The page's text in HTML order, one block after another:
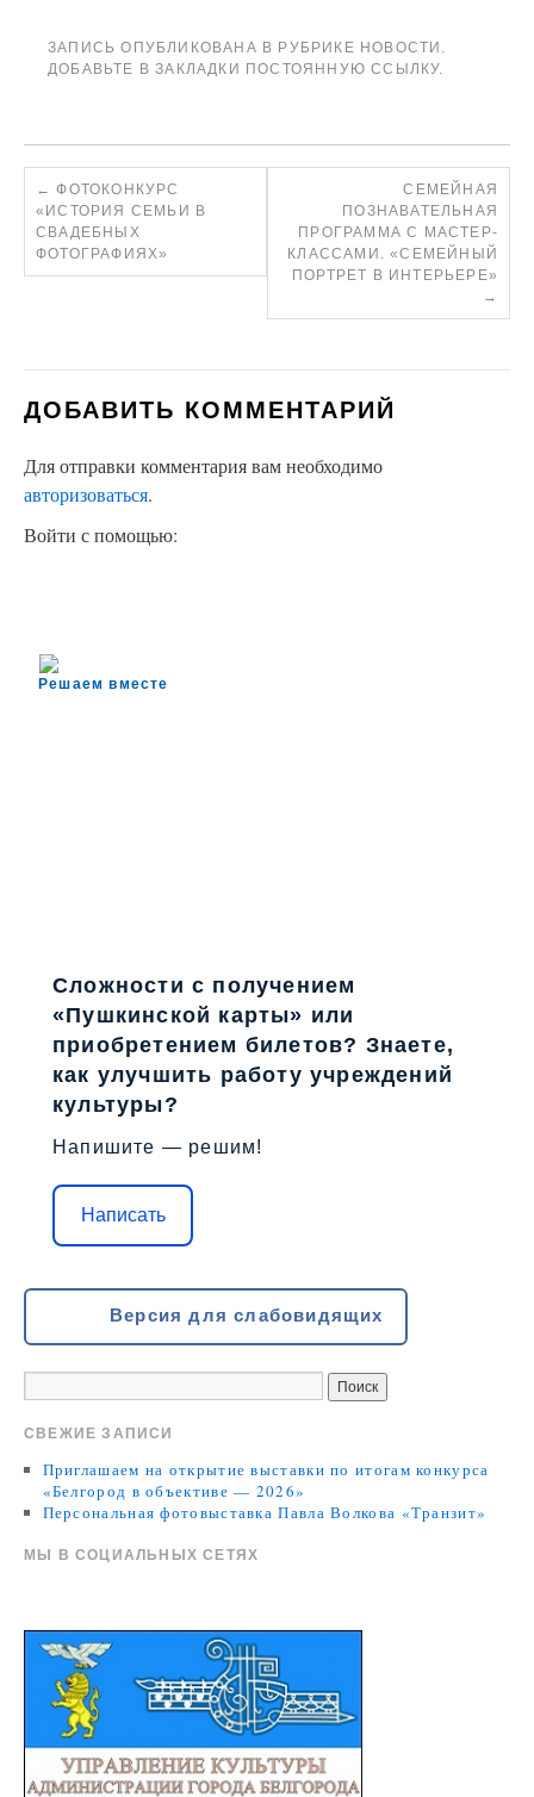
ЗАПИСЬ ОПУБЛИКОВАНА В РУБРИКЕ НОВОСТИ
ДОБАВЬТЕ В ЗАКЛАДКИ ПОСТОЯННУЮ ССЫЛКУ.
← ФОТОКОНКУРС
«ИСТОРИЯ СЕМЬИ В
СВАДЕБНЫХ
ФОТОГРАФИЯХ»
СЕМЕЙНАЯ
ПОЗНАВАТЕЛЬНАЯ
ПРОГРАММА С МАСТЕР-
КЛАССАМИ. «СЕМЕЙНЫЙ
ПОРТРЕТ В ИНТЕРЬЕРЕ»
→
ДОБАВИТЬ КОММЕНТАРИЙ
Для отправки комментария вам необходимо
авторизоваться.
Войти с помощью:
Решаем вместе
Сложности с получением
«Пушкинской карты» или
приобретением билетов? Знаете,
как улучшить работу учреждений
культуры?
Напишите — решим!
Написать
Версия для слабовидящих
СВЕЖИЕ ЗАПИСИ
Приглашаем на открытие выставки по итогам конкурса
«Белгород в объективе — 2026»
Персональная фотовыставка Павла Волкова «Транзит»
МЫ В СОЦИАЛЬНЫХ СЕТЯХ